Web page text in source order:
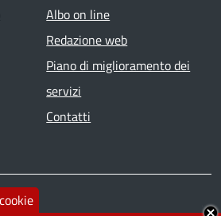
Albo on line
Redazione web
Piano di miglioramento dei
servizi
Contatti
Linkedin